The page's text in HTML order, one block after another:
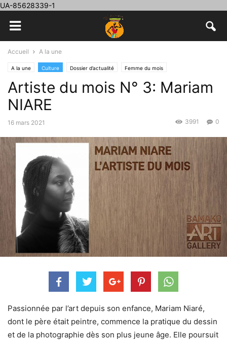
UA-85628339-1
Accueil A la une
A la une Culture Dossier d’actualité Femme du mois
Artiste du mois N° 3: Mariam
NIARE
16 mars 2021 0
3991
Passionnée par l’art depuis son enfance, Mariam Niaré,
dont le père était peintre, commence la pratique du dessin
et de la photographie dès son plus jeune âge. Elle poursuit